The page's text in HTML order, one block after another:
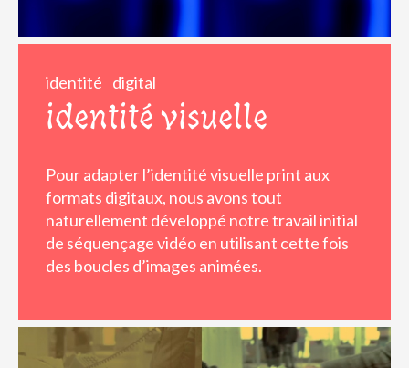
identité digital
identité visuelle
Pour adapter l’identité visuelle print aux
formats digitaux, nous avons tout
naturellement développé notre travail initial
de séquençage vidéo en utilisant cette fois
des boucles d’images animées.